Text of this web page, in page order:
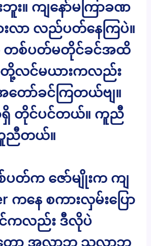
း။ ကျနော်မကြာခဏ
လာ လည်ပတ်နေကြပဲ။
တစ်ပတ်မတိုင်ခင်အထိ
သူတို့လင်မယားကလည်း
တော်ခင်ကြတယ်ဗျ။
ရှိ တိုင်ပင်တယ်။ ကူညီ
ညီတယ်။
တ်က ဇော်မျိုးက ကျ
ကနေ စကားလှမ်းပြော
ကလည်း ဒီလိုပဲ
ော့ အလာဘ သလာဘ